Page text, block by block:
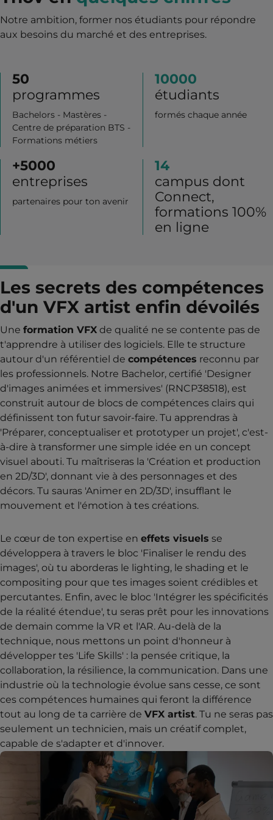
Notre ambition, former nos étudiants pour répondre
aux besoins du marché et des entreprises.
50
programmes
Bachelors - Mastères -
Centre de préparation BTS -
Formations métiers
10000
étudiants
formés chaque année
+5000
entreprises
partenaires pour ton avenir
14
campus dont
Connect,
formations 100%
en ligne
Les secrets des compétences
d'un VFX artist enfin dévoilés
Une formation VFX de qualité ne se contente pas de
t'apprendre à utiliser des logiciels. Elle te structure
autour d'un référentiel de compétences reconnu par
les professionnels. Notre Bachelor, certifié 'Designer
d'images animées et immersives' (RNCP38518), est
construit autour de blocs de compétences clairs qui
définissent ton futur savoir-faire. Tu apprendras à
'Préparer, conceptualiser et prototyper un projet', c'est-
à-dire à transformer une simple idée en un concept
visuel abouti. Tu maîtriseras la 'Création et production
en 2D/3D', donnant vie à des personnages et des
décors. Tu sauras 'Animer en 2D/3D', insufflant le
mouvement et l'émotion à tes créations.
Le cœur de ton expertise en effets visuels se
développera à travers le bloc 'Finaliser le rendu des
images', où tu aborderas le lighting, le shading et le
compositing pour que tes images soient crédibles et
percutantes. Enfin, avec le bloc 'Intégrer les spécificités
de la réalité étendue', tu seras prêt pour les innovations
de demain comme la VR et l'AR. Au-delà de la
technique, nous mettons un point d'honneur à
développer tes 'Life Skills' : la pensée critique, la
collaboration, la résilience, la communication. Dans une
industrie où la technologie évolue sans cesse, ce sont
ces compétences humaines qui feront la différence
tout au long de ta carrière de VFX artist. Tu ne seras pas
seulement un technicien, mais un créatif complet,
capable de s'adapter et d'innover.